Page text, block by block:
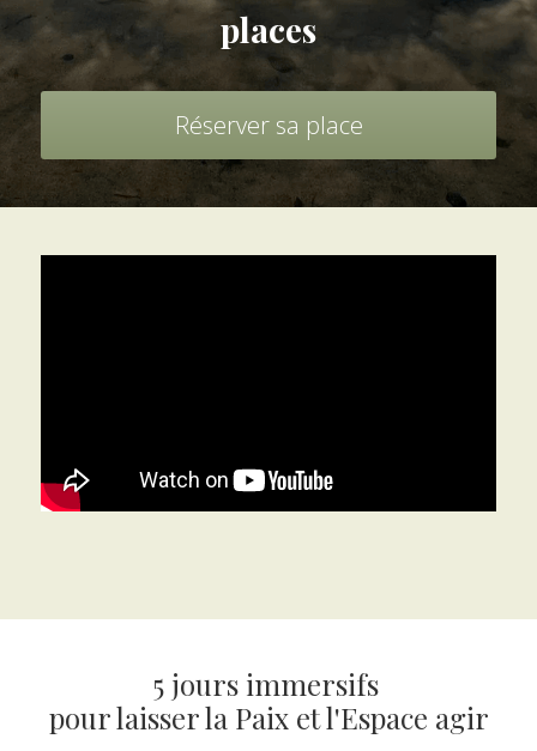
places
Réserver sa place
5 jours immersifs
pour laisser la Paix et l'Espace agir
Souffle créateur 2 jours
Naissance de femmes
Voyage du héros
Rituel de Transformation